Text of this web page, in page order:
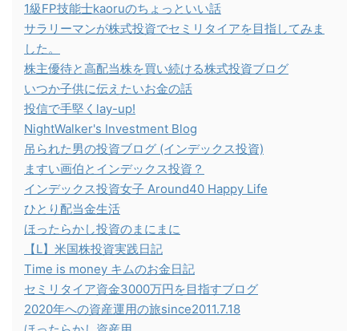
1級FP技能士kaoruのちょっといい話
サラリーマンが株式投資でセミリタイアを目指してみま
した。
株主優待と高配当株を買い続ける株式投資ブログ
いつか子供に伝えたいお金の話
投信で手堅くlay-up!
NightWalker's Investment Blog
吊られた男の投資ブログ (インデックス投資)
ますい画伯とインデックス投資？
インデックス投資女子 Around40 Happy Life
ひとり配当金生活
ほったらかし投資のまにまに
【L】米国株投資実践日記
Time is money キムのお金日記
セミリタイア資金3000万円を目指すブログ
2020年への資産運用の旅since2011.7.18